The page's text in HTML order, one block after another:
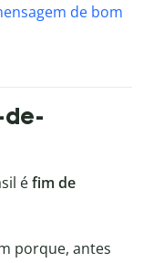
de bom
de-
éfim de
porque, antes